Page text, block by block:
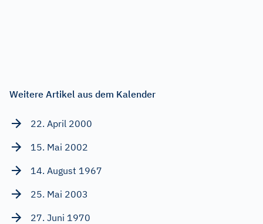
Weitere Artikel aus dem Kalender
22. April 2000
15. Mai 2002
14. August 1967
25. Mai 2003
27. Juni 1970